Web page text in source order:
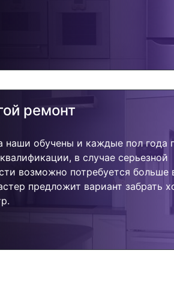
ремонт
наши обучены и каждые пол года
в случае серьезной
возможно потребуется больше
предложит вариант забрать